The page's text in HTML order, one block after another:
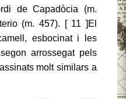
de Capadòcia (m.
(m. 457). [ 11 ]El
esbocinat i les
arrossegat pels
molt similars a